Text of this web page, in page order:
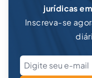
jurídicas
Inscreva-se